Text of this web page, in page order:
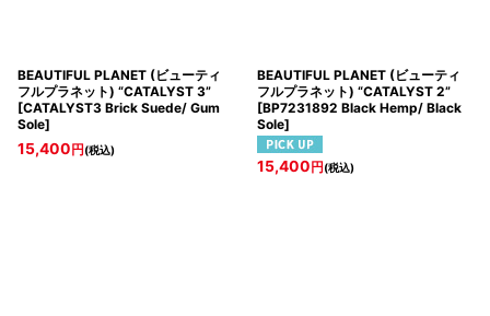
BEAUTIFUL PLANET (ビューティ
フルプラネット) “CATALYST 3”
[CATALYST3 Brick Suede/ Gum
Sole]
15,400円(税込)
BEAUTIFUL PLANET (ビューティ
フルプラネット) “CATALYST 2”
[BP7231892 Black Hemp/ Black
Sole]
15,400円(税込)